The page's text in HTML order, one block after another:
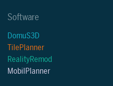
Software
DomuS3D
TilePlanner
RealityRemod
MobilPlanner